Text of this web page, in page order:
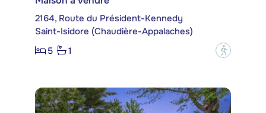
2164, Route du Président-Kennedy
Saint-Isidore (Chaudière-Appalaches)
5
1 ?